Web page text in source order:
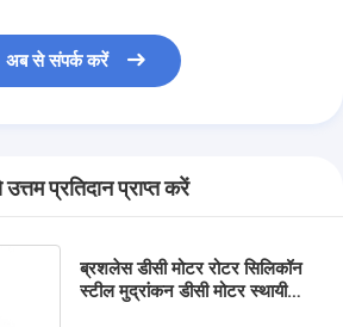
अब से संपर्क करें
प्रतिदान प्राप्त करें
ब्रशलेस डीसी मोटर रोटर सिलिकॉन
स्टील मुद्रांकन डीसी मोटर स्थायी